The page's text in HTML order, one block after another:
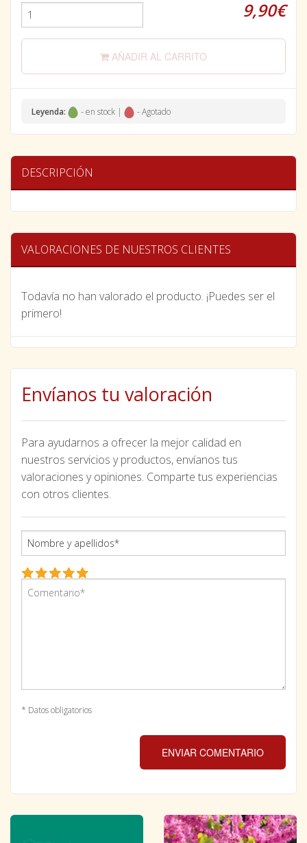
9,90€
AÑADIR AL CARRITO
Leyenda: - en stock | - Agotado
DESCRIPCIÓN
VALORACIONES DE NUESTROS CLIENTES
Todavía no han valorado el producto. ¡Puedes ser el
primero!
Envíanos tu valoración
Para ayudarnos a ofrecer la mejor calidad en
nuestros servicios y productos, envíanos tus
valoraciones y opiniones. Comparte tus experiencias
con otros clientes.
* Datos obligatorios
ENVIAR COMENTARIO